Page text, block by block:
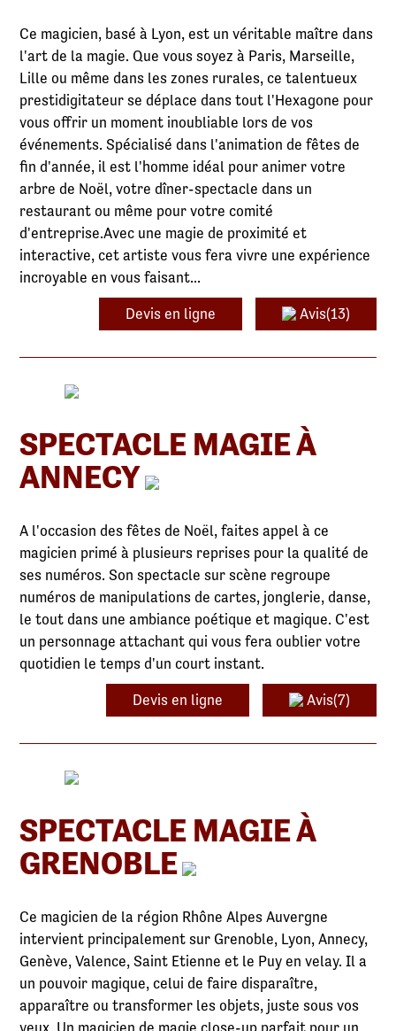
Ce magicien, basé à Lyon, est un véritable maître dans
l'art de la magie. Que vous soyez à Paris, Marseille,
Lille ou même dans les zones rurales, ce talentueux
prestidigitateur se déplace dans tout l'Hexagone pour
vous offrir un moment inoubliable lors de vos
événements. Spécialisé dans l'animation de fêtes de
fin d'année, il est l'homme idéal pour animer votre
arbre de Noël, votre dîner-spectacle dans un
restaurant ou même pour votre comité
d'entreprise.Avec une magie de proximité et
interactive, cet artiste vous fera vivre une expérience
incroyable en vous faisant...
Devis en ligne Avis(13)
SPECTACLE MAGIE À
ANNECY
A l'occasion des fêtes de Noël, faites appel à ce
magicien primé à plusieurs reprises pour la qualité de
ses numéros. Son spectacle sur scène regroupe
numéros de manipulations de cartes, jonglerie, danse,
le tout dans une ambiance poétique et magique. C'est
un personnage attachant qui vous fera oublier votre
quotidien le temps d'un court instant.
Devis en ligne Avis(7)
SPECTACLE MAGIE À
GRENOBLE
Ce magicien de la région Rhône Alpes Auvergne
intervient principalement sur Grenoble, Lyon, Annecy,
Genève, Valence, Saint Etienne et le Puy en velay. Il a
un pouvoir magique, celui de faire disparaître,
apparaître ou transformer les objets, juste sous vos
yeux. Un magicien de magie close-up parfait pour un